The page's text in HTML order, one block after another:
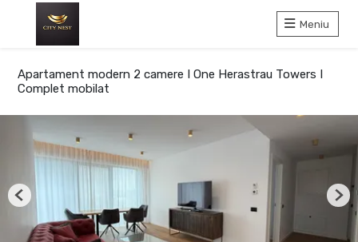
Meniu
Apartament modern 2 camere I One Herastrau Towers I
Complet mobilat
Previous